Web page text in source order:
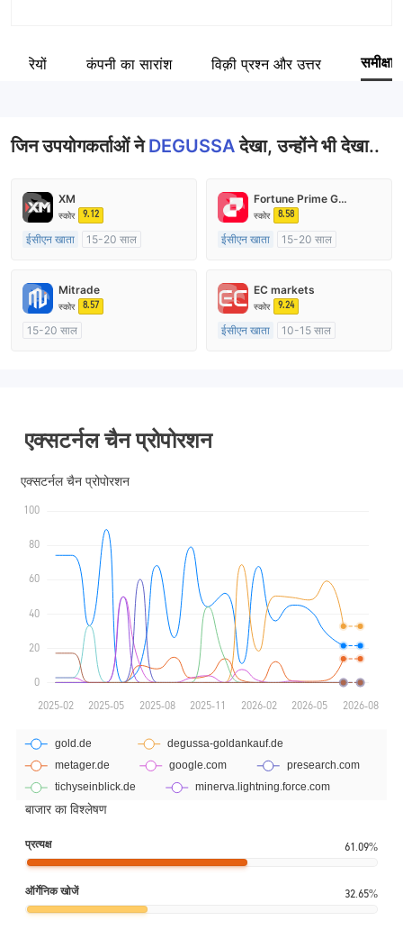
कंपनी का नामकंपनी का सारांश विक़ी प्रश्न और उत्तर समीक्षा
जिन उपयोगकर्ताओं नेDEGUSSAदेखा, उन्होंने भी देखा..
XM
स्कोर 9.12
ईसीएन खाता
15-20 साल
मार्केट मेकिंग (एमएम)
मुख्य-लेबल MT4
Fortune Prime Global
स्कोर 8.58
ईसीएन खाता
15-20 साल
मार्केट मेकिंग (एमएम)
मुख्य-लेबल MT4
Mitrade
स्कोर 8.57
15-20 साल
EC markets
स्कोर 9.24
ईसीएन खाता
10-15 साल
एक्सटर्नल चैन प्रोपोरशन
बाजार का विश्लेषण
प्रत्यक्ष 61.09%
ऑर्गेनिक खोजें 32.65%